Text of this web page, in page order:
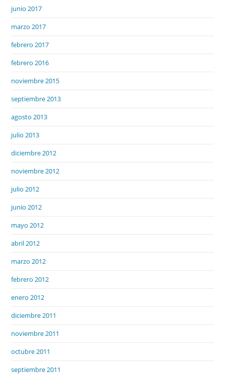
junio 2017
marzo 2017
febrero 2017
febrero 2016
noviembre 2015
septiembre 2013
agosto 2013
julio 2013
diciembre 2012
noviembre 2012
julio 2012
junio 2012
mayo 2012
abril 2012
marzo 2012
febrero 2012
enero 2012
diciembre 2011
noviembre 2011
octubre 2011
septiembre 2011